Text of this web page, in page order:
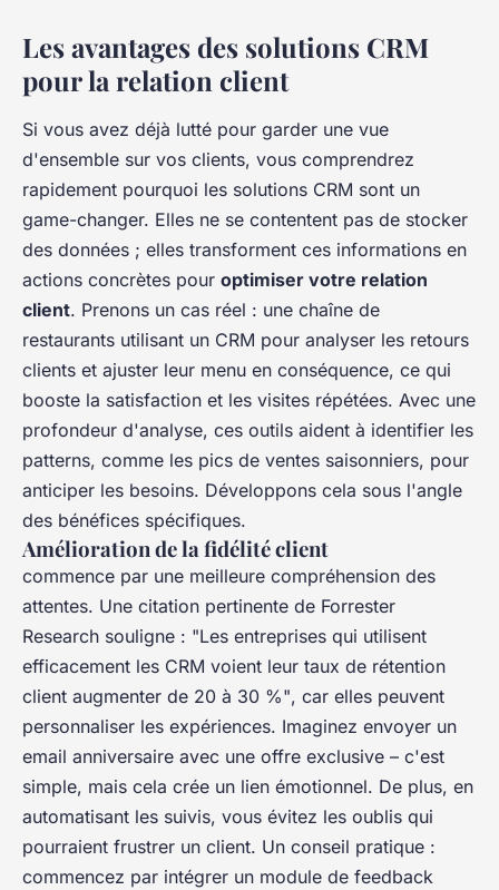
Les avantages des solutions CRM
pour la relation client
Si vous avez déjà lutté pour garder une vue
d'ensemble sur vos clients, vous comprendrez
rapidement pourquoi les solutions CRM sont un
game-changer. Elles ne se contentent pas de stocker
des données ; elles transforment ces informations en
actions concrètes pour optimiser votre relation
client. Prenons un cas réel : une chaîne de
restaurants utilisant un CRM pour analyser les retours
clients et ajuster leur menu en conséquence, ce qui
booste la satisfaction et les visites répétées. Avec une
profondeur d'analyse, ces outils aident à identifier les
patterns, comme les pics de ventes saisonniers, pour
anticiper les besoins. Développons cela sous l'angle
des bénéfices spécifiques.
Amélioration de la fidélité client
commence par une meilleure compréhension des
attentes. Une citation pertinente de Forrester
Research souligne : "Les entreprises qui utilisent
efficacement les CRM voient leur taux de rétention
client augmenter de 20 à 30 %", car elles peuvent
personnaliser les expériences. Imaginez envoyer un
email anniversaire avec une offre exclusive – c'est
simple, mais cela crée un lien émotionnel. De plus, en
automatisant les suivis, vous évitez les oublis qui
pourraient frustrer un client. Un conseil pratique :
commencez par intégrer un module de feedback